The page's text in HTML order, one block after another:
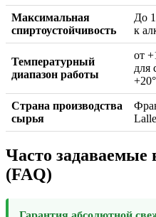
Максимальная
спиртоустойчивость
До
к
Температурный
диапазон работы
от
для
Страна производства
сырья
Часто задаваемые
(FAQ)